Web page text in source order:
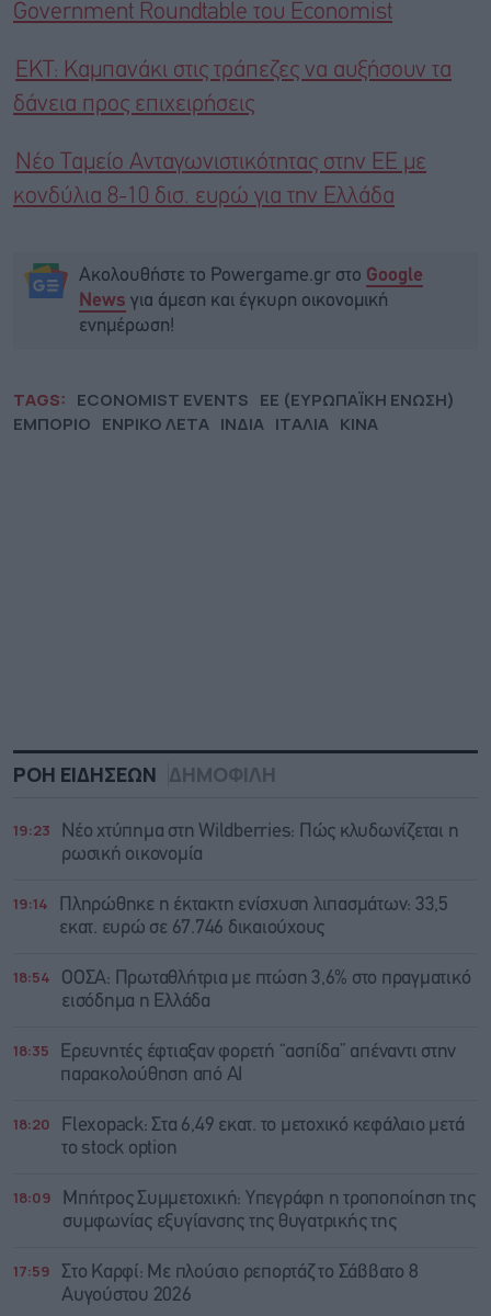
Government Roundtable του Economist
ΕΚΤ: Καμπανάκι στις τράπεζες να αυξήσουν τα
δάνεια προς επιχειρήσεις
Νέο Ταμείο Ανταγωνιστικότητας στην ΕΕ με
κονδύλια 8-10 δισ. ευρώ για την Ελλάδα
Ακολουθήστε το Powergame.gr στο Google
News για άμεση και έγκυρη οικονομική
ενημέρωση!
TAGS: ECONOMIST EVENTS ΕΕ (ΕΥΡΩΠΑΪΚΗ ΕΝΩΣΗ)
ΕΜΠΟΡΙΟ ΕΝΡΙΚΟ ΛΕΤΑ ΙΝΔΙΑ ΙΤΑΛΙΑ ΚΙΝΑ
ΡΟΗ ΕΙΔΗΣΕΩΝ ΔΗΜΟΦΙΛΗ
19:23
Νέο χτύπημα στη Wildberries: Πώς κλυδωνίζεται η
ρωσική οικονομία
19:14
Πληρώθηκε η έκτακτη ενίσχυση λιπασμάτων: 33,5
εκατ. ευρώ σε 67.746 δικαιούχους
18:54
ΟΟΣΑ: Πρωταθλήτρια με πτώση 3,6% στο πραγματικό
εισόδημα η Ελλάδα
18:35
Ερευνητές έφτιαξαν φορετή “ασπίδα” απέναντι στην
παρακολούθηση από AI
18:20
Flexopack: Στα 6,49 εκατ. το μετοχικό κεφάλαιο μετά
το stock option
18:09
Μπήτρος Συμμετοχική: Υπεγράφη η τροποποίηση της
συμφωνίας εξυγίανσης της θυγατρικής της
17:59
Στο Καρφί: Με πλούσιο ρεπορτάζ το Σάββατο 8
Αυγούστου 2026